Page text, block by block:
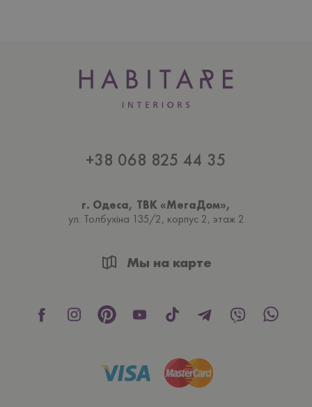
+38 068 825 44 35
г. Одеса, ТВК «МегаДом»,
ул. Толбухiна 135/2, корпус 2, этаж 2
Мы на карте